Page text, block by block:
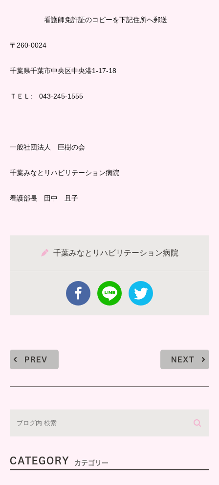
看護師免許証のコピーを下記住所へ郵送
〒260-0024
千葉県千葉市中央区中央港1-17-18
ＴＥＬ: 043-245-1555
一般社団法人 巨樹の会
千葉みなとリハビリテーション病院
看護部長 田中 且子
千葉みなとリハビリテーション病院
PREV NEXT
CATEGORY カテゴリー